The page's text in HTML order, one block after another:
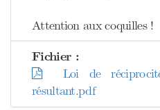
Attention aux coquilles !
Fichier :
Loi de réciprocité
résultant.pdf